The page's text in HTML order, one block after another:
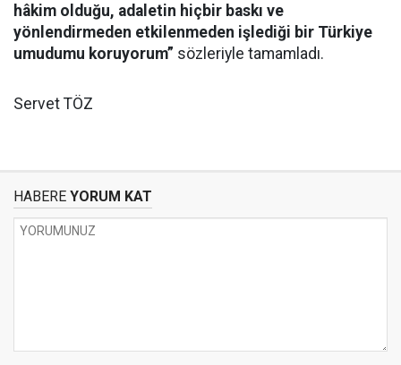
hâkim olduğu, adaletin hiçbir baskı ve
yönlendirmeden etkilenmeden işlediği bir Türkiye
umudumu koruyorum” sözleriyle tamamladı.
Servet TÖZ
HABERE YORUM KAT